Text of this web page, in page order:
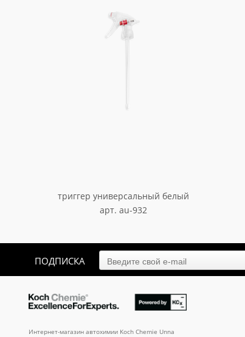
триггер универсальный белый
арт. au-932
128.10₽
ПОДПИСКА
Интернет-магазин автохимии Koch Chemie Unna